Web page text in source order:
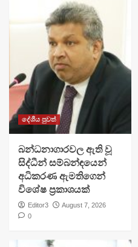
දේශීය පුවත්
බන්ධනාගාරවල ඇති වූ
සිද්ධීන් සම්බන්ඳයෙන්
අධිකරණ ඇමතිගෙන්
විශේෂ ප්‍රකාශයක්
Editor3
August 7, 2026
0